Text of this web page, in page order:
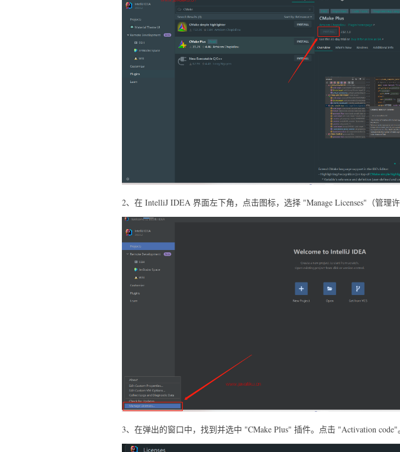
2、在 IntelliJ IDEA 界面左下角，点击图标，选择 "Manage Licenses"（管理许
3、在弹出的窗口中，找到并选中 "CMake Plus" 插件。点击 "Activation code"。